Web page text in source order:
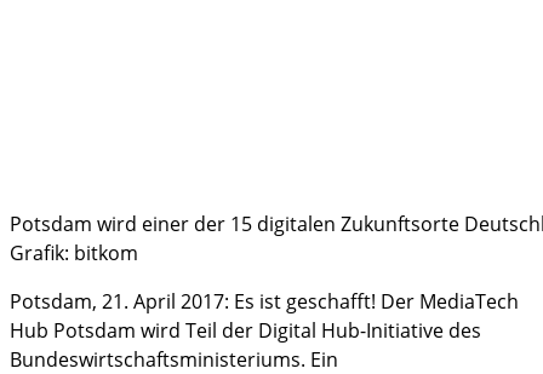
Potsdam wird einer der 15 digitalen Zukunftsorte
Grafik: bitkom
Potsdam, 21. April 2017: Es ist geschafft! Der MediaTech
Hub Potsdam wird Teil der Digital Hub-Initiative des
Bundeswirtschaftsministeriums. Ein